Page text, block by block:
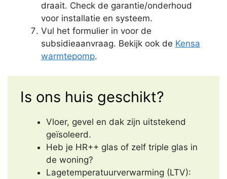
draait. Check de garantie/onderhoud
voor installatie en systeem.
Vul het formulier in voor de
subsidieaanvraag. Bekijk ook de Kensa
warmtepomp.
Is ons huis geschikt?
Vloer, gevel en dak zijn uitstekend
geïsoleerd.
Heb je HR++ glas of zelf triple glas in
de woning?
Lagetemperatuurverwarming (LTV):